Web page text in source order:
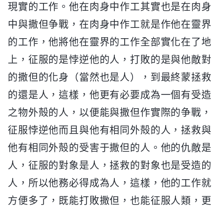
現實的工作。他在肉身中作工其實也是在肉身
中與撒但争戰，在肉身中作工就是作他在靈界
的工作，他將他在靈界的工作全部實化在了地
上，征服的是悖逆他的人，打敗的是與他敵對
的撒但的化身（當然也是人），到最終蒙拯救
的還是人，這樣，他更有必要成為一個有受造
之物外殻的人，以便能與撒但作實際的争戰，
征服悖逆他而且與他有相同外殻的人，拯救與
他有相同外殻的受害于撒但的人。他的仇敵是
人，征服的對象是人，拯救的對象也是受造的
人，所以他務必得成為人，這樣，他的工作就
方便多了，既能打敗撒但，也能征服人類，更